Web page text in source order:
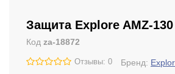
Защита Explore AMZ-
Код za-18872
Отзывы: 0 Бренд: